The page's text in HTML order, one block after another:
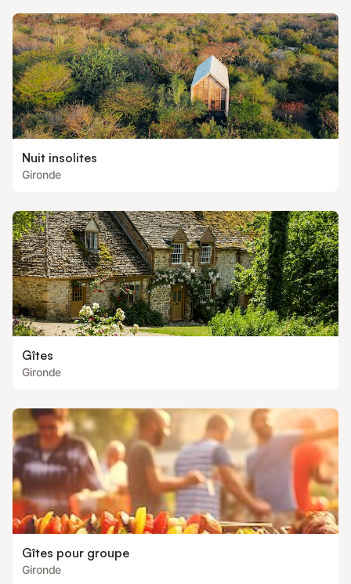
Nuit insolites
Gironde
Gîtes
Gironde
Gîtes pour groupe
Gironde